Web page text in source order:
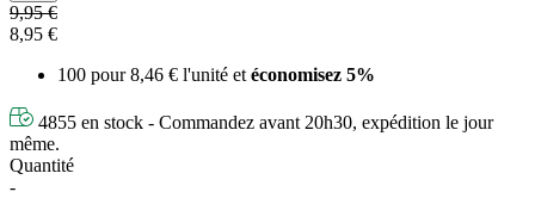
9,95 €
8,95 €
100 pour8,46 € l'unité et économisez 5%
4855 en stock - Commandez avant 20h30, expédition le jour
même.
Quantité
-